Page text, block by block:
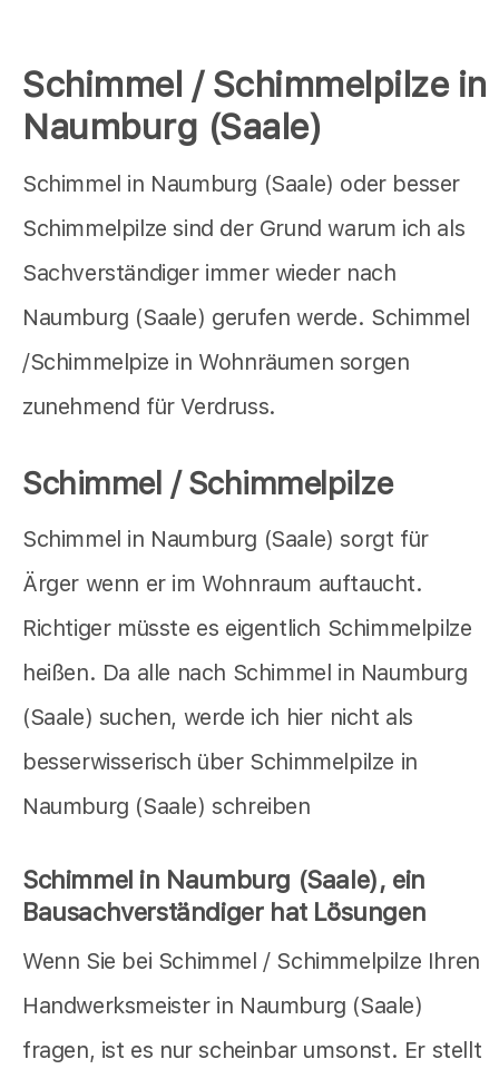
Schimmel / Schimmelpilze in
Naumburg (Saale)
Schimmel in Naumburg (Saale) oder besser
Schimmelpilze sind der Grund warum ich als
Sachverständiger immer wieder nach
Naumburg (Saale) gerufen werde. Schimmel
/Schimmelpize in Wohnräumen sorgen
zunehmend für Verdruss.
Schimmel / Schimmelpilze
Schimmel in Naumburg (Saale) sorgt für
Ärger wenn er im Wohnraum auftaucht.
Richtiger müsste es eigentlich Schimmelpilze
heißen. Da alle nach Schimmel in Naumburg
(Saale) suchen, werde ich hier nicht als
besserwisserisch über Schimmelpilze in
Naumburg (Saale) schreiben
Schimmel in Naumburg (Saale), ein
Bausachverständiger hat Lösungen
Wenn Sie bei Schimmel / Schimmelpilze Ihren
Handwerksmeister in Naumburg (Saale)
fragen, ist es nur scheinbar umsonst. Er stellt